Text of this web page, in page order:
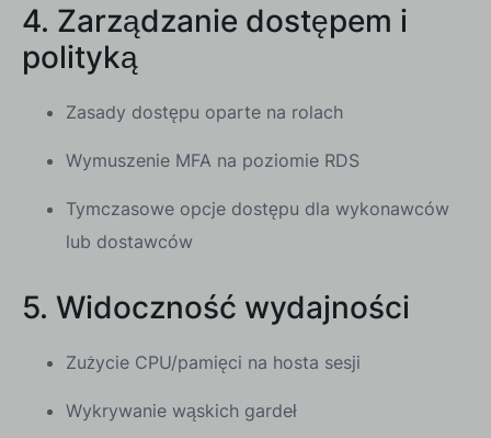
4. Zarządzanie dostępem i
polityką
Zasady dostępu oparte na rolach
Wymuszenie MFA na poziomie RDS
Tymczasowe opcje dostępu dla wykonawców
lub dostawców
5. Widoczność wydajności
Zużycie CPU/pamięci na hosta sesji
Wykrywanie wąskich gardeł